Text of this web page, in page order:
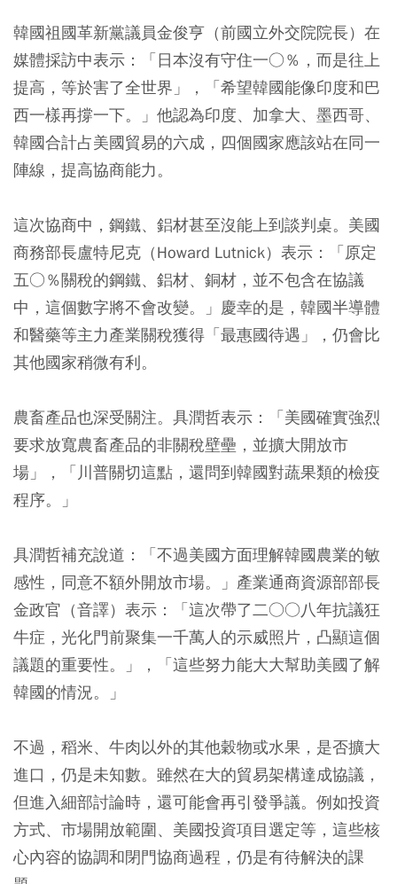
韓國祖國革新黨議員金俊亨（前國立外交院院長）在
媒體採訪中表示：「日本沒有守住一○％，而是往上
提高，等於害了全世界」，「希望韓國能像印度和巴
西一樣再撐一下。」他認為印度、加拿大、墨西哥、
韓國合計占美國貿易的六成，四個國家應該站在同一
陣線，提高協商能力。
這次協商中，鋼鐵、鋁材甚至沒能上到談判桌。美國
商務部長盧特尼克（Howard Lutnick）表示：「原定
五○％關稅的鋼鐵、鋁材、銅材，並不包含在協議
中，這個數字將不會改變。」慶幸的是，韓國半導體
和醫藥等主力產業關稅獲得「最惠國待遇」，仍會比
其他國家稍微有利。
農畜產品也深受關注。具潤哲表示：「美國確實強烈
要求放寬農畜產品的非關稅壁壘，並擴大開放市
場」，「川普關切這點，還問到韓國對蔬果類的檢疫
程序。」
具潤哲補充說道：「不過美國方面理解韓國農業的敏
感性，同意不額外開放市場。」產業通商資源部部長
金政官（音譯）表示：「這次帶了二○○八年抗議狂
牛症，光化門前聚集一千萬人的示威照片，凸顯這個
議題的重要性。」，「這些努力能大大幫助美國了解
韓國的情況。」
不過，稻米、牛肉以外的其他穀物或水果，是否擴大
進口，仍是未知數。雖然在大的貿易架構達成協議，
但進入細部討論時，還可能會再引發爭議。例如投資
方式、市場開放範圍、美國投資項目選定等，這些核
心內容的協調和閉門協商過程，仍是有待解決的課